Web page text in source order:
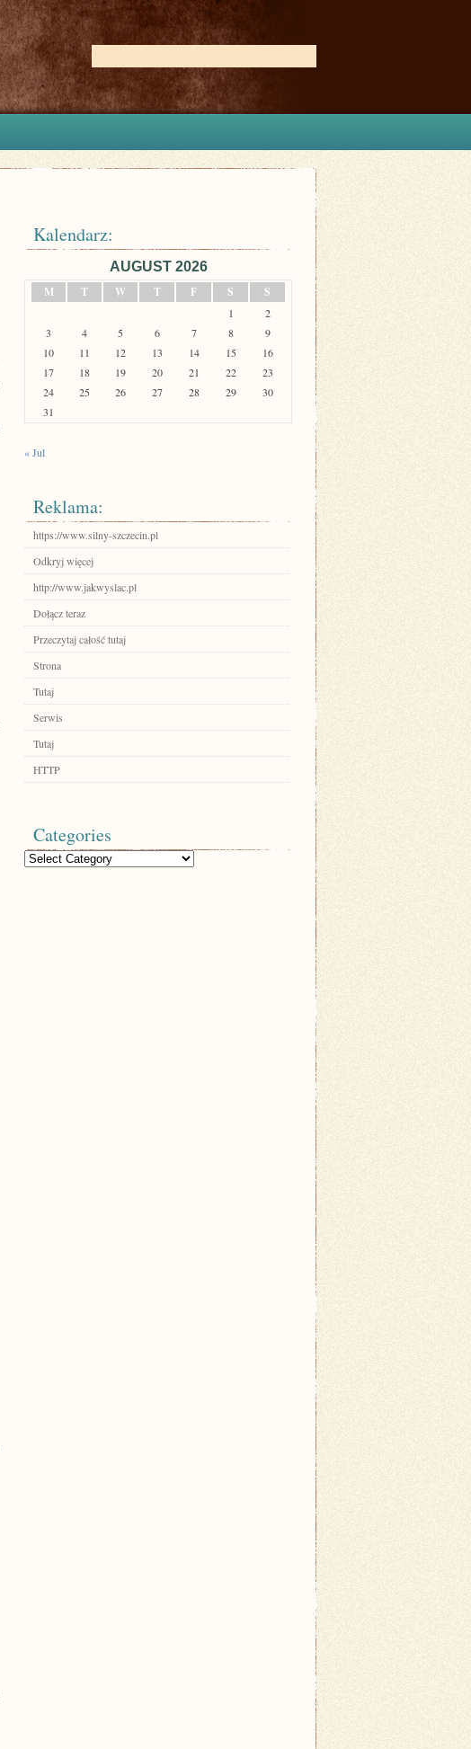
Kalendarz:
AUGUST 2026
M
T W T F S S
1
2
3
4 5 6 7 8
9
10
11 12 13 14 15
16
17
18 19 20 21 22
23
24
25 26 27 28 29
30
31
« Jul
Reklama:
https://www.silny-szczecin.pl
Odkryj więcej
http://www.jakwyslac.pl
Dołącz teraz
Przeczytaj całość tutaj
Strona
Tutaj
Serwis
Tutaj
HTTP
Categories
Categories